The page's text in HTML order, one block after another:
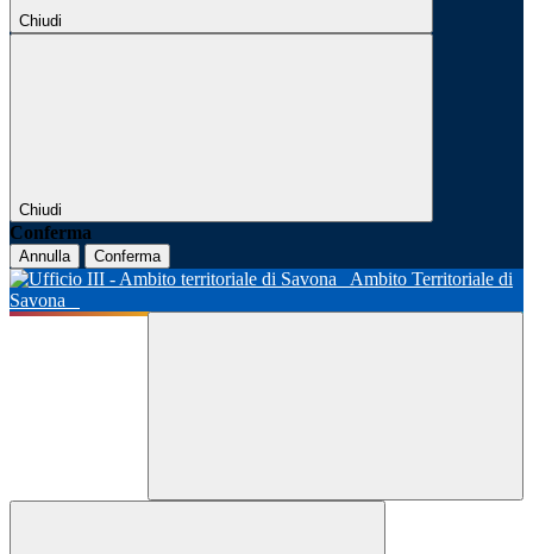
Chiudi
Chiudi
Conferma
Annulla Conferma
Ambito Territoriale di
Savona